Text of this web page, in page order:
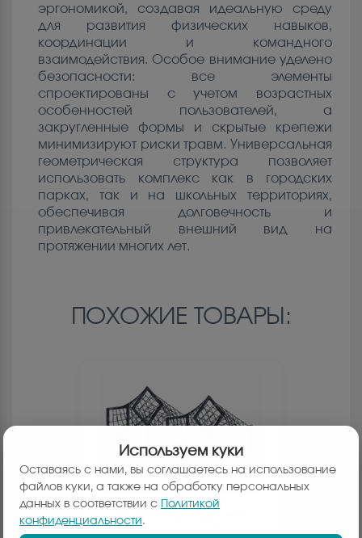
эргономикой, создавая идеальную среду
для развития физических навыков,
координации и командного
взаимодействия. Особое внимание уделено
безопасности: все элементы
спроектированы с учетом возрастных
особенностей пользователей, а
закругленные формы и скрытые крепежи
минимизируют риски травм. Универсальная
геометрическая структура позволяет
использовать комплекс как в городских
парках, так и на школьных территориях,
обеспечивая долговечность и
привлекательный внешний вид на
протяжении многих лет.
ПОХОЖИЕ ТОВАРЫ:
«Туннель Куб»
Используем куки
Оставаясь с нами, вы соглашаетесь на использование
файлов куки, а также на обработку персональных
данных в соответствии с
Политикой
конфиденциальности.